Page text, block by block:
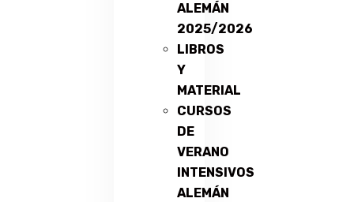
ALEMÁN
2025/2026
LIBROS
Y
MATERIAL
CURSOS
DE
VERANO
INTENSIVOS
ALEMÁN